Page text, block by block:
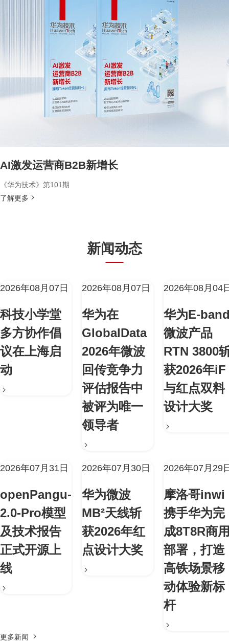
AI激发运营商B2B新增长
《华为技术》第101期
了解更多
新闻动态
2026年08月07日
科技小学堂
多方协作倡
议在上海启
动
2026年08月07日
华为在
GlobalData
2026年微波
回传竞争力
评估报告中
被评为唯一
领导者
2026年08月04
华为E-
微波产品
RTN 3800
获2026年iF
与红点双料
设计大奖
2026年07月31日
openPangu-
2.0-Pro模型
及技术报告
正式开源上
线
2026年07月30日
华为微波
MB²天线斩
获2026年红
点设计大奖
2026年07月29
摩洛哥inwi
携手华为完
成8T8R商
部署，打造
高铁场景移
动体验新标
杆
更多新闻